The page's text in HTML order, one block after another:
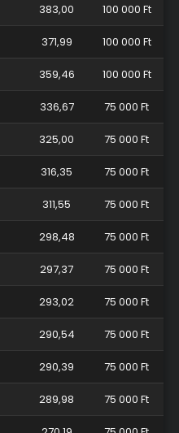
383,00 100 000 Ft
371,99 100 000 Ft
359,46 100 000 Ft
336,67 75 000 Ft
325,00 75 000 Ft
316,35 75 000 Ft
311,55 75 000 Ft
298,48 75 000 Ft
297,37 75 000 Ft
293,02 75 000 Ft
290,54 75 000 Ft
290,39 75 000 Ft
289,98 75 000 Ft